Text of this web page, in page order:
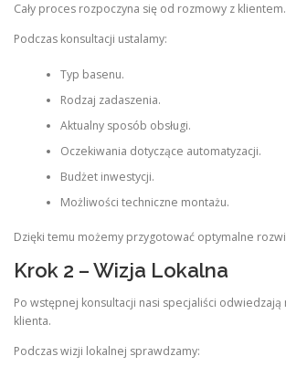
Cały proces rozpoczyna się od rozmowy z klientem.
Podczas konsultacji ustalamy:
Typ basenu.
Rodzaj zadaszenia.
Aktualny sposób obsługi.
Oczekiwania dotyczące automatyzacji.
Budżet inwestycji.
Możliwości techniczne montażu.
Dzięki temu możemy przygotować optymalne
Krok 2 – Wizja Lokalna
Po wstępnej konsultacji nasi specjaliści
klienta.
Podczas wizji lokalnej sprawdzamy: